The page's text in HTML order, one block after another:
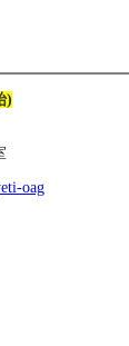
)
oag